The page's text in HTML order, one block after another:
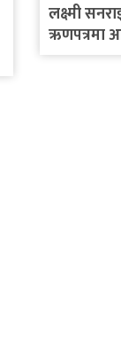
लक्ष्मी
ऋणपत्रमा